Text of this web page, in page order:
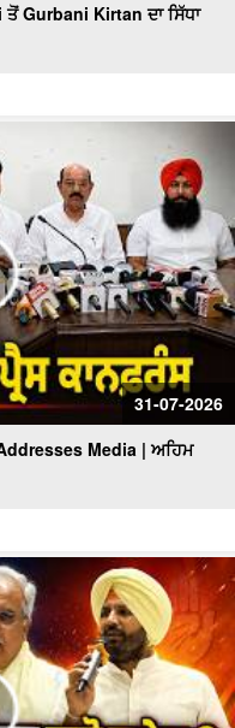
Gurbani Kirtan ਦਾ ਸਿੱਧਾ
31-07-2026
Media | ਅਹਿਮ